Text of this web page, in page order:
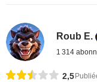
Roub E.
1 314
2,5